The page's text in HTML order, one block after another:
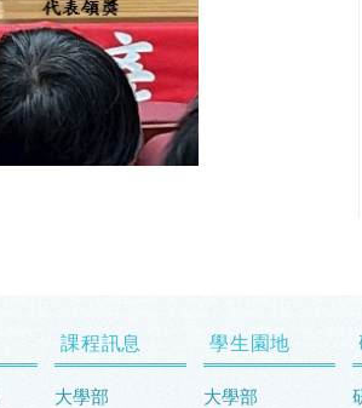
課程訊息
大學部
學生園地
大學部